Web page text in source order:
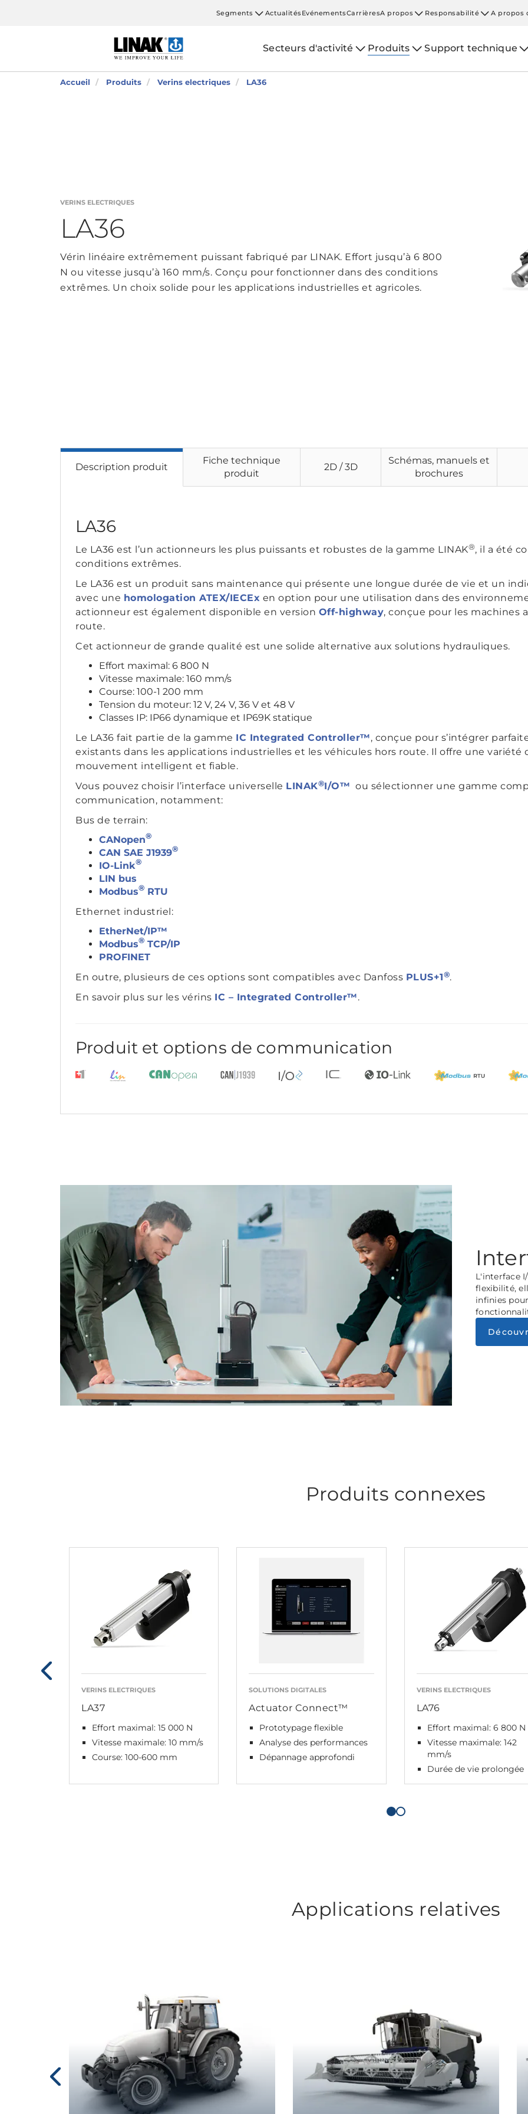
Segments ActualitésEvénementsCarrièresA propos Responsabilité A propos
Secteurs d'activité Produits Support technique
Accueil Produits Verins electriques LA36
VERINS ELECTRIQUES
LA36
Vérin linéaire extrêmement puissant fabriqué par LINAK. Effort jusqu’à 6 800
N ou vitesse jusqu’à 160 mm/s. Conçu pour fonctionner dans des conditions
extrêmes. Un choix solide pour les applications industrielles et agricoles.
Description produit
Fiche technique
produit
2D / 3D
Schémas, manuels et
brochures
LA36
Le LA36 est l’un actionneurs les plus puissants et robustes de la gamme LINAK®, il a été
conditions extrêmes.
Le LA36 est un produit sans maintenance qui présente une longue durée de vie et un
avec une homologation ATEX/IECEx en option pour une utilisation dans des
actionneur est également disponible en version Off-highway, conçue pour les machines
route.
Cet actionneur de grande qualité est une solide alternative aux solutions hydrauliques.
Effort maximal: 6 800 N
Vitesse maximale: 160 mm/s
Course: 100-1 200 mm
Tension du moteur: 12 V, 24 V, 36 V et 48 V
Classes IP: IP66 dynamique et IP69K statique
Le LA36 fait partie de la gamme IC Integrated Controller™, conçue pour s’intégrer
existants dans les applications industrielles et les véhicules hors route. Il offre une variété
mouvement intelligent et fiable.
Vous pouvez choisir l’interface universelle LINAK®I/O™ ou sélectionner une gamme
communication, notamment:
Bus de terrain:
CANopen®
CAN SAE J1939®
IO-Link®
LIN bus
Modbus® RTU
Ethernet industriel:
EtherNet/IP™
Modbus® TCP/IP
PROFINET
En outre, plusieurs de ces options sont compatibles avec Danfoss PLUS+1®.
En savoir plus sur les vérins IC – Integrated Controller™.
Produit et options de communication
L'interface
flexibilité,
infinies
Produits connexes
VERINS ELECTRIQUES
LA37
Effort maximal: 15 000 N
Vitesse maximale: 10 mm/s
Course: 100-600 mm
SOLUTIONS DIGITALES
Actuator Connect™
Prototypage flexible
Analyse des performances
Dépannage approfondi
VERINS ELECTRIQUES
LA76
Effort maximal: 6 800 N
Vitesse maximale: 142
mm/s
Durée de vie prolongée
Applications relatives